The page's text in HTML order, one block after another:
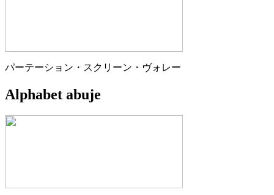
パーテーション・スクリーン・ヴォレー
Alphabet abuje